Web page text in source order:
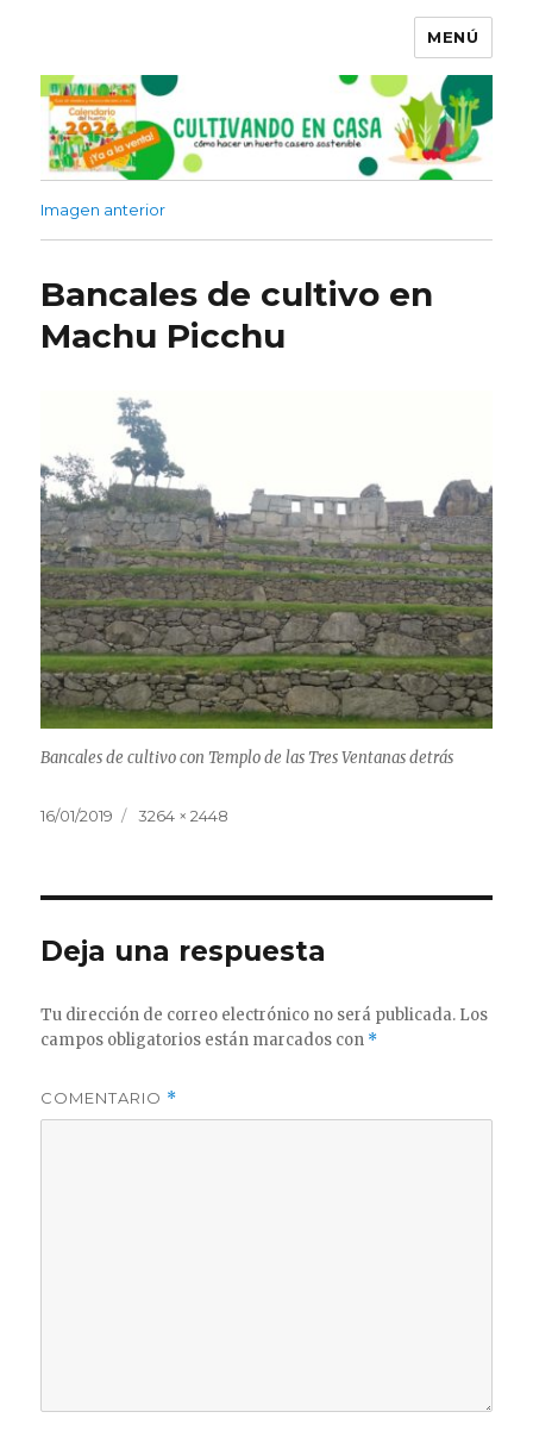
MENÚ
Imagen anterior
Bancales de cultivo en
Machu Picchu
Bancales de cultivo con Templo de las Tres Ventanas detrás
Publicado
16/01/2019
Tamaño
3264 × 2448
Deja una respuesta
Tu dirección de correo electrónico no será publicada. Los
campos obligatorios están marcados con *
COMENTARIO *